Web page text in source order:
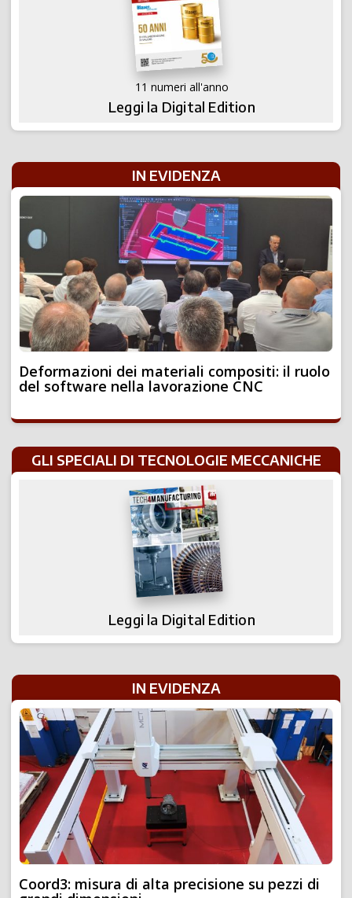
11 numeri all'anno
Leggi la Digital Edition
IN EVIDENZA
Deformazioni dei materiali compositi: il ruolo
del software nella lavorazione CNC
GLI SPECIALI DI TECNOLOGIE MECCANICHE
Leggi la Digital Edition
IN EVIDENZA
Coord3: misura di alta precisione su pezzi di